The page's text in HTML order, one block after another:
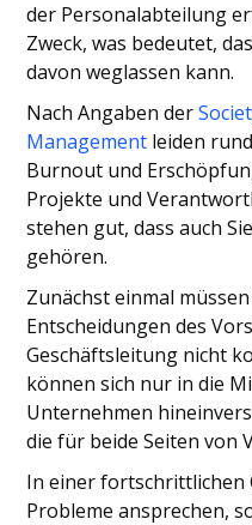
der Personalabteilung
Zweck, was bedeutet,
davon weglassen kann.
Nach Angaben der
Management leiden
Burnout und
Projekte und
stehen gut, dass auch
gehören.
Zunächst einmal
Entscheidungen des
Geschäftsleitung nicht
können sich nur in die
Unternehmen
die für beide Seiten von
In einer fortschrittlichen
Probleme ansprechen,